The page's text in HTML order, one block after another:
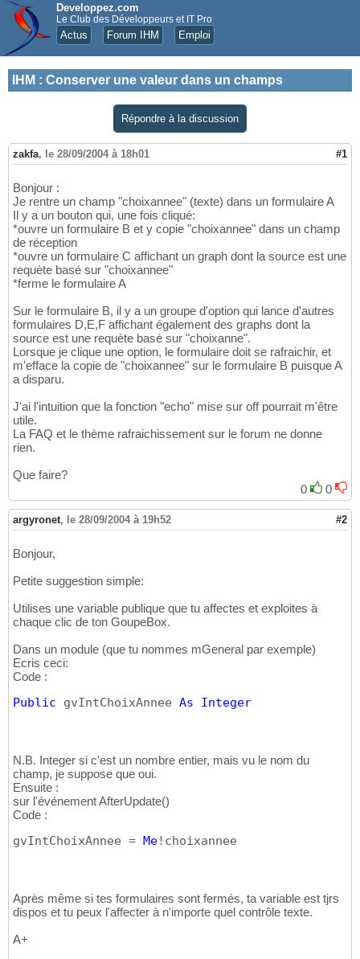
Developpez.com
Le Club des Développeurs et IT Pro
Actus Forum IHM Emploi
IHM : Conserver une valeur dans un champs
Répondre à la discussion
zakfa, le 28/09/2004 à 18h01 #1
Bonjour :
Je rentre un champ "choixannee" (texte) dans un formulaire A
Il y a un bouton qui, une fois cliqué:
*ouvre un formulaire B et y copie "choixannee" dans un champ
de réception
*ouvre un formulaire C affichant un graph dont la source est une
requète basé sur "choixannee"
*ferme le formulaire A
Sur le formulaire B, il y a un groupe d'option qui lance d'autres
formulaires D,E,F affichant également des graphs dont la
source est une requète basé sur "choixanne".
Lorsque je clique une option, le formulaire doit se rafraichir, et
m'efface la copie de "choixannee" sur le formulaire B puisque A
a disparu.
J'ai l'intuition que la fonction "echo" mise sur off pourrait m'être
utile.
La FAQ et le thème rafraichissement sur le forum ne donne
rien.
Que faire?
0
0
argyronet, le 28/09/2004 à 19h52 #2
Bonjour,
Petite suggestion simple:
Utilises une variable publique que tu affectes et exploites à
chaque clic de ton GoupeBox.
Dans un module (que tu nommes mGeneral par exemple)
Ecris ceci:
Code :
Public gvIntChoixAnnee As Integer
N.B. Integer si c'est un nombre entier, mais vu le nom du
champ, je suppose que oui.
Ensuite :
sur l'événement AfterUpdate()
Code :
gvIntChoixAnnee = Me!choixannee
Après même si tes formulaires sont fermés, ta variable est tjrs
dispos et tu peux l'affecter à n'importe quel contrôle texte.
A+